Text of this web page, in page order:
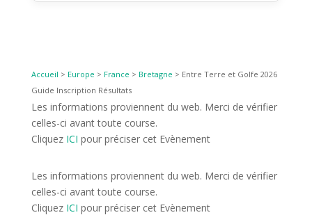
Accueil > Europe > France > Bretagne > Entre Terre et Golfe 2026
Guide Inscription Résultats
Les informations proviennent du web. Merci de vérifier
celles-ci avant toute course.
Cliquez ICI pour préciser cet Evènement
Les informations proviennent du web. Merci de vérifier
celles-ci avant toute course.
Cliquez ICI pour préciser cet Evènement